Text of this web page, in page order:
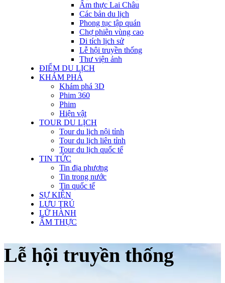
Ẩm thực Lai Châu
Các bản du lịch
Phong tục tập quán
Chợ phiên vùng cao
Di tích lịch sử
Lễ hội truyền thống
Thư viện ảnh
ĐIỂM DU LỊCH
KHÁM PHÁ
Khám phá 3D
Phim 360
Phim
Hiện vật
TOUR DU LỊCH
Tour du lịch nội tỉnh
Tour du lịch liên tỉnh
Tour du lịch quốc tế
TIN TỨC
Tin địa phương
Tin trong nước
Tin quốc tế
SỰ KIỆN
LƯU TRÚ
LỮ HÀNH
ẨM THỰC
Lễ hội truyền thống